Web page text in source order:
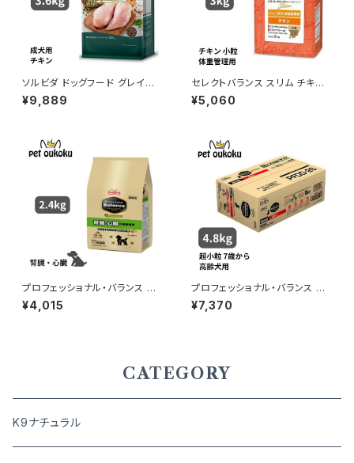
ソルビダ ドッグフード グレイン
フリー チキン 室内飼育成犬用
3.6kg 4562312014466
¥9,889
セレクトバランス スリム チキン
小粒 成犬用の体重管理用 3kg
¥5,060
プロフェッショナル・バランス エ
クストラケア 腎臓・心臓の健康
維持 2.4kg 4902418001777
¥4,015
プロフェッショナル・バランス 超
小粒 7歳から高齢犬用 4.8kg
¥7,370
CATEGORY
K9ナチュラル